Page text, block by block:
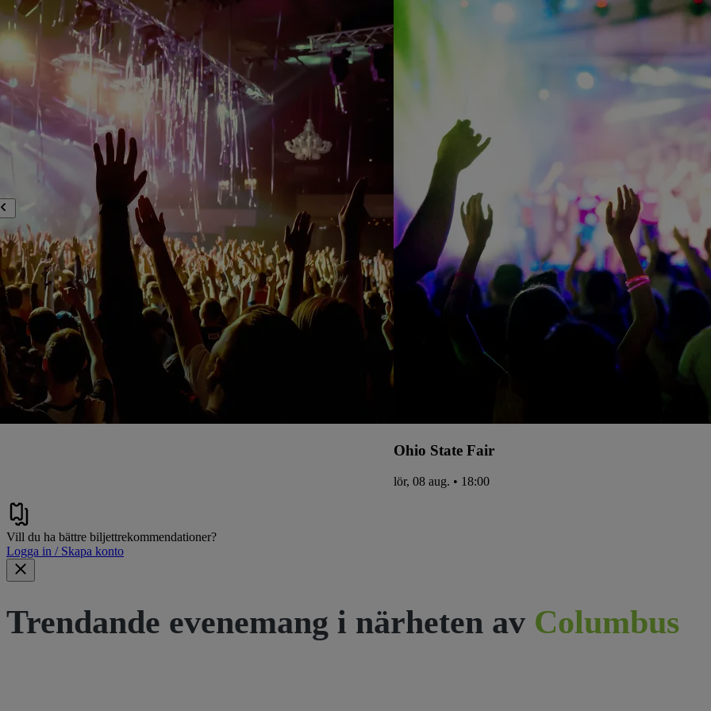
Ohio State Fair
lör, 08 aug. • 18:00
Vill du ha bättre biljettrekommendationer?
Logga in / Skapa konto
Trendande evenemang i närheten av Columbus